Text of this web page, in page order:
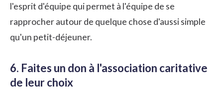
l'esprit d'équipe qui permet à l'équipe de se
rapprocher autour de quelque chose d'aussi simple
qu'un petit-déjeuner.
6. Faites un don à l'association caritative
de leur choix